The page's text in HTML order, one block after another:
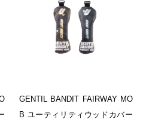
GENTIL BANDIT FAIRWAY MO
B ユーティリティウッドカバー